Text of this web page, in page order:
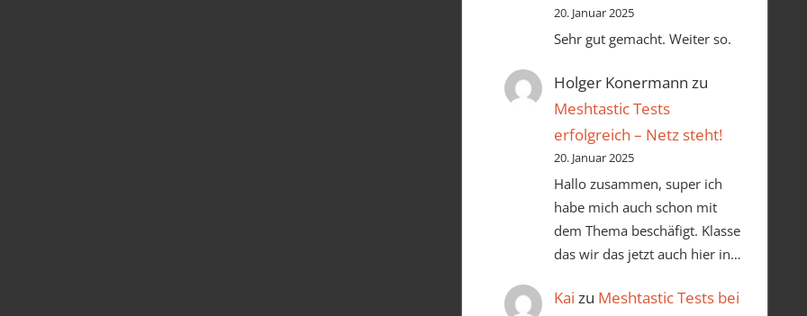
20. Januar 2025
Sehr gut gemacht. Weiter so.
Holger Konermann zu
Meshtastic Tests
erfolgreich – Netz steht!
20. Januar 2025
Hallo zusammen, super ich
habe mich auch schon mit
dem Thema beschäfigt. Klasse
das wir das jetzt auch hier in…
Kai zu Meshtastic Tests bei